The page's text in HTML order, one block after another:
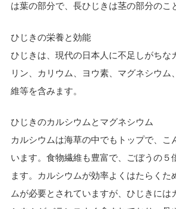
は葉の部分で、長ひじきは茎の部分のこ
ひじきの栄養と効能
ひじきは、現代の日本人に不足しがちな
リン、カリウム、ヨウ素、マグネシウム
維等を含みます。
ひじきのカルシウムとマグネシウム
カルシウムは海草の中でもトップで、こ
います。食物繊維も豊富で、ごぼうの５
ます。カルシウムが効率よくはたらくた
ムが必要とされていますが、ひじきには